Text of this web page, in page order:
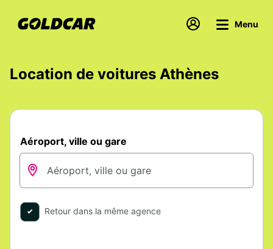
Menu
Location de voitures Athènes
Aéroport, ville ou gare
Retour dans la même agence